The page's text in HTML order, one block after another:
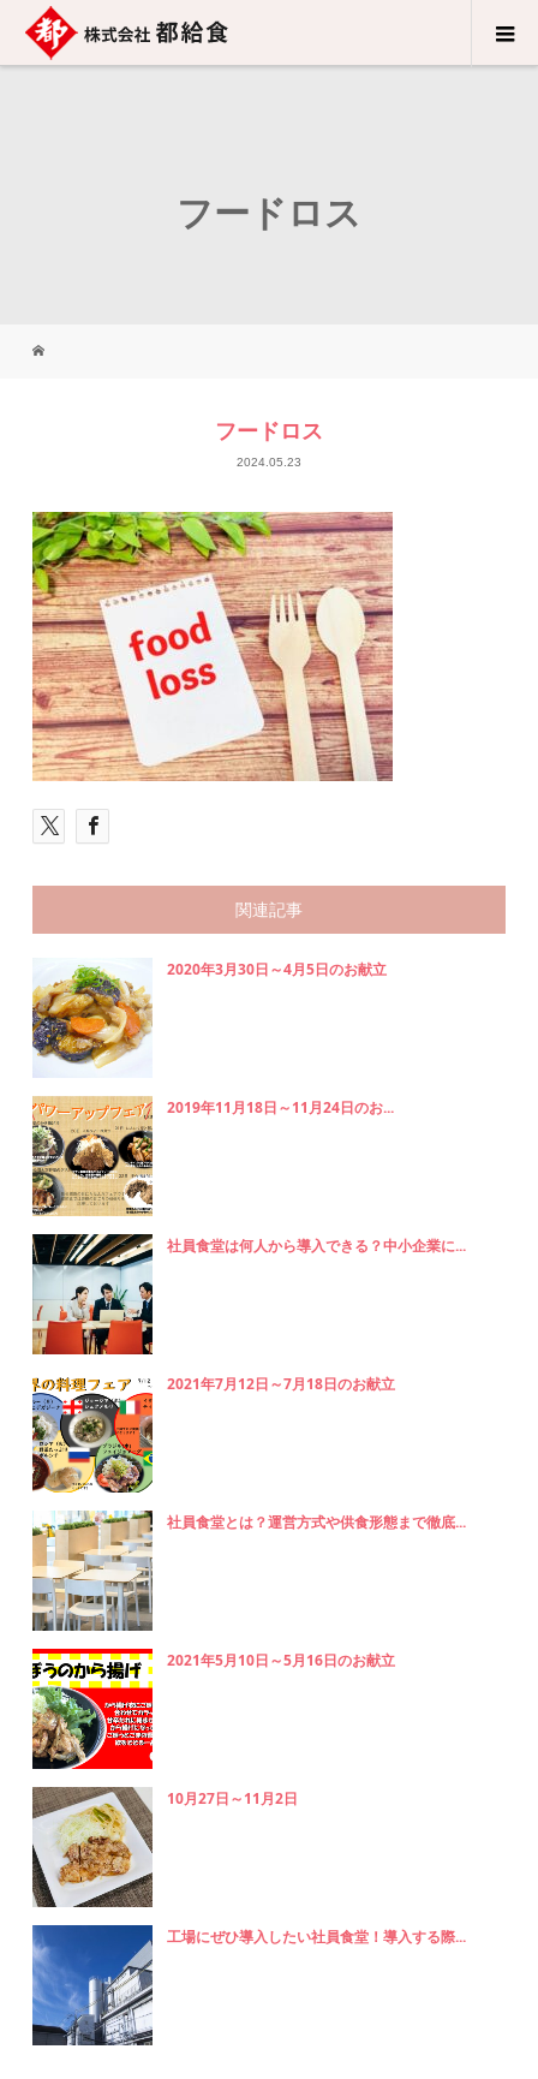
フードロス
フードロス
2024.05.23
関連記事
2020年3月30日～4月5日のお献立
2019年11月18日～11月24日のお...
社員食堂は何人から導入できる？中小企業に...
2021年7月12日～7月18日のお献立
社員食堂とは？運営方式や供食形態まで徹底...
2021年5月10日～5月16日のお献立
10月27日～11月2日
工場にぜひ導入したい社員食堂！導入する際...